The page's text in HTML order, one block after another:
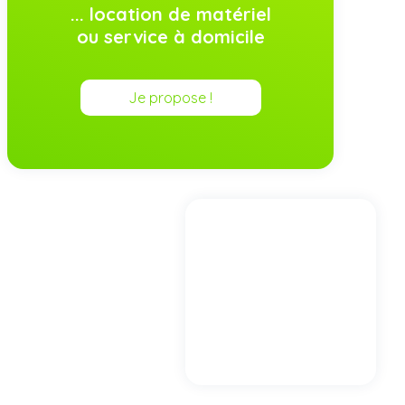
... location de matériel
ou service à domicile
Je propose !